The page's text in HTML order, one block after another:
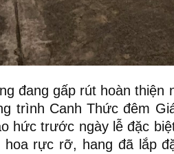
đang gấp rút hoàn
trình Canh Thức đêm
hức trước ngày lễ đặc
rực rỡ, hang đã lắp